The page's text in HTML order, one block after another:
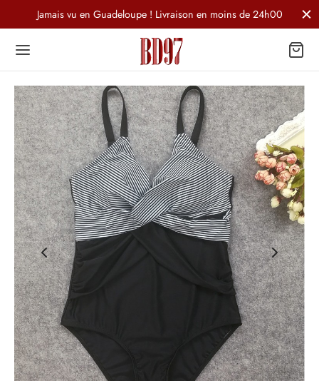
Jamais vu en Guadeloupe ! Livraison en moins de 24h00